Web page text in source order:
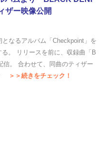
ザー映像公開
なるアルバム「Checkpoint」を
。 リリースを前に、収録曲「B
信。 合わせて、同曲のティザー
＞＞続きをチェック！